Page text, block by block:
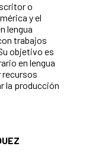
o
y el
lengua
trabajos
objetivo es
en lengua
recursos
la producción